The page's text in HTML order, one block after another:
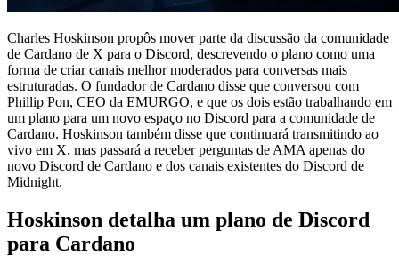
Charles Hoskinson propôs mover parte da discussão da comunidade
de Cardano de X para o Discord, descrevendo o plano como uma
forma de criar canais melhor moderados para conversas mais
estruturadas. O fundador de Cardano disse que conversou com
Phillip Pon, CEO da EMURGO, e que os dois estão trabalhando em
um plano para um novo espaço no Discord para a comunidade de
Cardano. Hoskinson também disse que continuará transmitindo ao
vivo em X, mas passará a receber perguntas de AMA apenas do
novo Discord de Cardano e dos canais existentes do Discord de
Midnight.
Hoskinson detalha um plano de Discord
para Cardano